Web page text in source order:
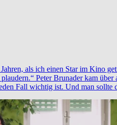
als ich einen Star im Kino
Peter Brunader kam
Fall wichtig ist. Und man